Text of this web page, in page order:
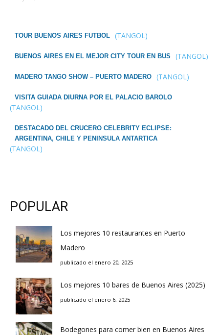
TOUR BUENOS AIRES FUTBOL (TANGOL)
BUENOS AIRES EN EL MEJOR CITY TOUR EN BUS (TANGOL)
MADERO TANGO SHOW – PUERTO MADERO (TANGOL)
VISITA GUIADA DIURNA POR EL PALACIO BAROLO
(TANGOL)
DESTACADO DEL CRUCERO CELEBRITY ECLIPSE:
ARGENTINA, CHILE Y PENINSULA ANTARTICA
(TANGOL)
POPULAR
Los mejores 10 restaurantes en Puerto
Madero
publicado el enero 20, 2025
Los mejores 10 bares de Buenos Aires (2025)
publicado el enero 6, 2025
Bodegones para comer bien en Buenos Aires